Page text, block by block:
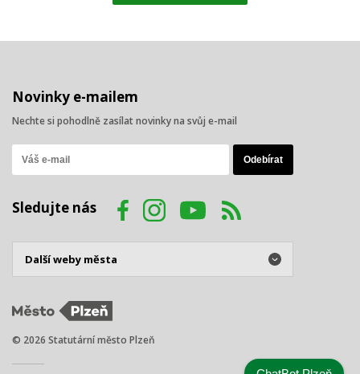
Novinky e-mailem
Nechte si pohodlně zasílat novinky na svůj e-mail
Sledujte nás
© 2026 Statutární město Plzeň